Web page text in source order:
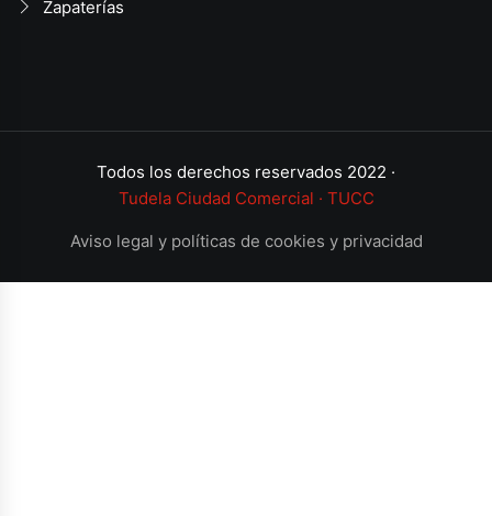
Zapaterías
Todos los derechos reservados 2022 ·
Tudela Ciudad Comercial · TUCC
Aviso legal y políticas de cookies y privacidad